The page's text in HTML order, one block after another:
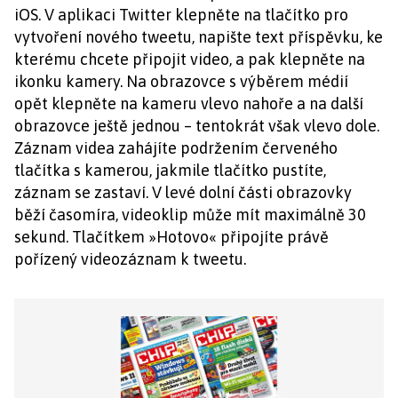
iOS. V aplikaci Twitter klepněte na tlačítko pro
vytvoření nového tweetu, napište text příspěvku, ke
kterému chcete připojit video, a pak klepněte na
ikonku kamery. Na obrazovce s výběrem médií
opět klepněte na kameru vlevo nahoře a na další
obrazovce ještě jednou – tentokrát však vlevo dole.
Záznam videa zahájíte podržením červeného
tlačítka s kamerou, jakmile tlačítko pustíte,
záznam se zastaví. V levé dolní části obrazovky
běží časomíra, videoklip může mít maximálně 30
sekund. Tlačítkem »Hotovo« připojíte právě
pořízený videozáznam k tweetu.